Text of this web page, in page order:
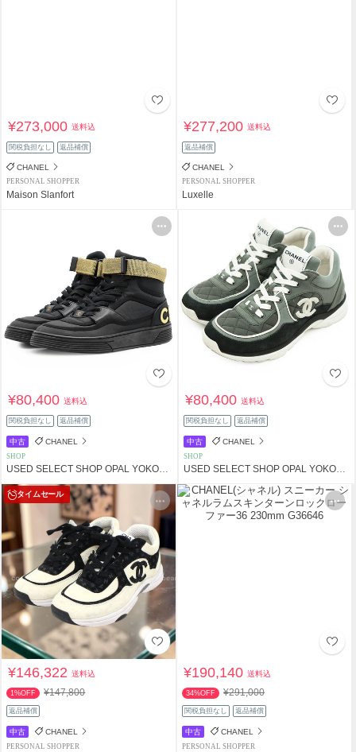
¥273,000送料込
関税負担なし 返品補償
CHANEL
PERSONAL SHOPPER
Maison Slanfort
¥277,200送料込
返品補償
CHANEL
PERSONAL SHOPPER
Luxelle
¥80,400送料込
関税負担なし 返品補償
中古 CHANEL
SHOP
¥80,400送料込
関税負担なし 返品補償
中古 CHANEL
SHOP
タイムセール
¥146,322送料込
1%OFF ¥147,800
返品補償
中古 CHANEL
PERSONAL SHOPPER
¥190,140送料込
34%OFF ¥291,000
関税負担なし 返品補償
中古 CHANEL
PERSONAL SHOPPER